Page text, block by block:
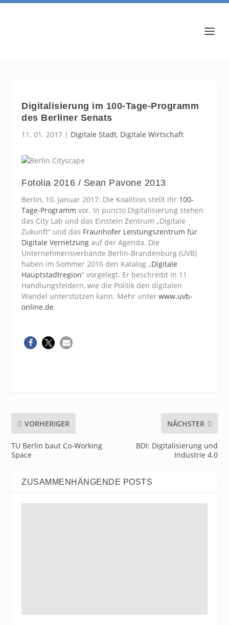
Digitalisierung im 100-Tage-Programm
des Berliner Senats
11. 01. 2017 | Digitale Stadt, Digitale Wirtschaft
Fotolia 2016 / Sean Pavone 2013
Berlin, 10. Januar 2017: Die Koalition stellt ihr 100-
Tage-Programm vor. In puncto Digitalisierung stehen
das City Lab und das Einstein Zentrum „Digitale
Zukunft“ und das Fraunhofer Leistungszentrum für
Digitale Vernetzung auf der Agenda. Die
Unternehmensverbände Berlin-Brandenburg (UVB)
haben im Sommer 2016 den Katalog „Digitale
Hauptstadtregion“ vorgelegt. Er beschreibt in 11
Handlungsfeldern, wie die Politik den digitalen
Wandel unterstützen kann. Mehr unterwww.uvb-
online.de.
VORHERIGER
TU Berlin baut Co-Working
Space
NÄCHSTER
BDI: Digitalisierung und
Industrie 4.0
ZUSAMMENHÄNGENDE POSTS